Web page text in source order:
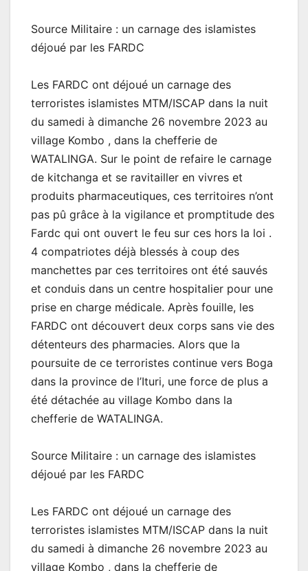
Source Militaire : un carnage des islamistes
déjoué par les FARDC
Les FARDC ont déjoué un carnage des
terroristes islamistes MTM/ISCAP dans la nuit
du samedi à dimanche 26 novembre 2023 au
village Kombo , dans la chefferie de
WATALINGA. Sur le point de refaire le carnage
de kitchanga et se ravitailler en vivres et
produits pharmaceutiques, ces territoires n’ont
pas pû grâce à la vigilance et promptitude des
Fardc qui ont ouvert le feu sur ces hors la loi .
4 compatriotes déjà blessés à coup des
manchettes par ces territoires ont été sauvés
et conduis dans un centre hospitalier pour une
prise en charge médicale. Après fouille, les
FARDC ont découvert deux corps sans vie des
détenteurs des pharmacies. Alors que la
poursuite de ce terroristes continue vers Boga
dans la province de l’Ituri, une force de plus a
été détachée au village Kombo dans la
chefferie de WATALINGA.
Source Militaire : un carnage des islamistes
déjoué par les FARDC
Les FARDC ont déjoué un carnage des
terroristes islamistes MTM/ISCAP dans la nuit
du samedi à dimanche 26 novembre 2023 au
village Kombo , dans la chefferie de